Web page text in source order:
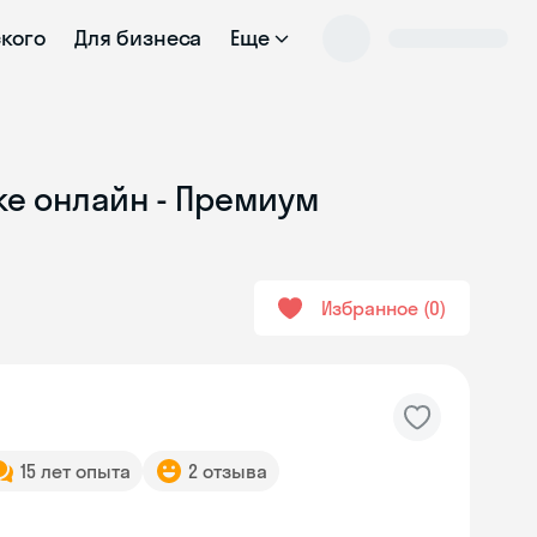
Для бизнеса Еще
онлайн - Премиум
Избранное 0
15 лет опыта 2 отзыва